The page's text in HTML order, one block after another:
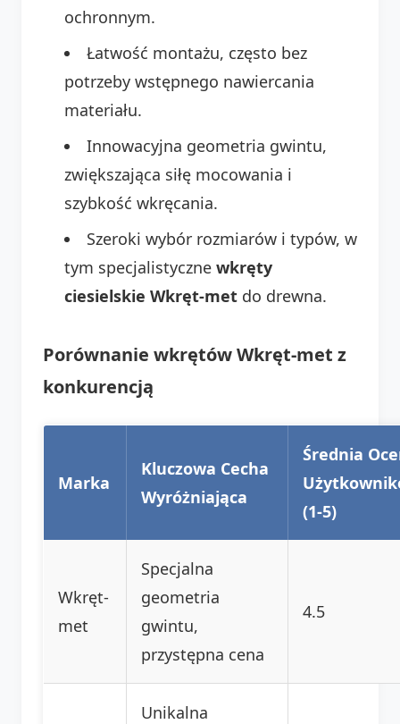
ochronnym.
Łatwość montażu, często bez
potrzeby wstępnego nawiercania
materiału.
Innowacyjna geometria gwintu,
zwiększająca siłę mocowania i
szybkość wkręcania.
Szeroki wybór rozmiarów i typów, w
tym specjalistyczne wkręty
ciesielskie Wkręt-met do drewna.
Porównanie wkrętów Wkręt-met z
konkurencją
Marka
Kluczowa Cecha
Wyróżniająca
Średnia
(1-5)
Wkręt-
met
Specjalna
geometria
gwintu,
przystępna cena
4.5
Unikalna